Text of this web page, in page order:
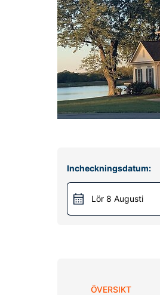
Incheckningsdatum:
Lör 8 Augusti
ÖVERSIKT